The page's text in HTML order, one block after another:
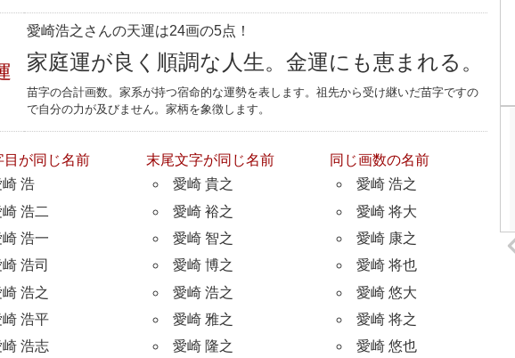
愛崎浩之さんの天運は24画の5点！
家庭運が良く順調な人生。金運にも恵まれる。
苗字の合計画数。家系が持つ宿命的な運勢を表します。祖先から受け継いだ苗字ですの
で自分の力が及びません。家柄を象徴します。
目が同じ名前
崎 浩
浩二
浩一
浩司
浩之
崎 浩平
崎 浩志
末尾文字が同じ名前
愛崎 貴之
愛崎 裕之
愛崎 智之
愛崎 博之
愛崎 浩之
愛崎 雅之
愛崎 隆之
同じ画数の名前
愛崎 浩之
愛崎 将大
愛崎 康之
愛崎 将也
愛崎 悠大
愛崎 将之
愛崎 悠也